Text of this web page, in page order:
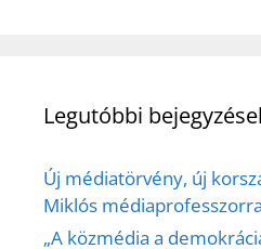
Legutóbbi
Új médiatörvény, új
Miklós
„A közmédia a